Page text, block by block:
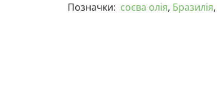
Позначки: соєва олія, Бразилія,